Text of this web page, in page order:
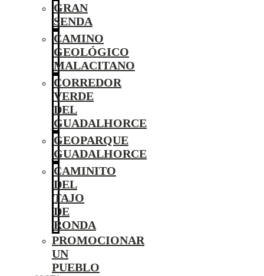
GRAN
SENDA
CAMINO
GEOLÓGICO
MALACITANO
CORREDOR
VERDE
DEL
GUADALHORCE
GEOPARQUE
GUADALHORCE
CAMINITO
DEL
TAJO
DE
RONDA
PROMOCIONAR
UN
PUEBLO